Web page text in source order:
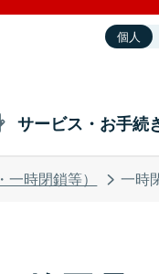
個人
サービス・お手続
時閉鎖等） 一時